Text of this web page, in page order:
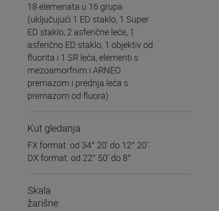
18 elemenata u 16 grupa
(uključujući 1 ED staklo, 1 Super
ED staklo, 2 asferične leće, 1
asferično ED staklo, 1 objektiv od
fluorita i 1 SR leća, elementi s
mezoamorfnim i ARNEO
premazom i prednja leća s
premazom od fluora)
Kut gledanja
FX format: od 34° 20′ do 12° 20′
DX format: od 22° 50′ do 8°
Skala
žarišne